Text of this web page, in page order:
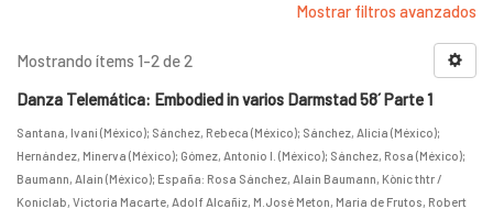
Mostrar filtros avanzados
Mostrando ítems 1-2 de 2
Danza Telemática: Embodied in varios Darmstad 58´ Parte 1
Santana, Ivani (México); Sánchez, Rebeca (México); Sánchez, Alicia (México);
Hernández, Minerva (México); Gómez, Antonio I. (México); Sánchez, Rosa (México);
Baumann, Alain (México); España: Rosa Sánchez, Alain Baumann, Kònic thtr /
Koniclab, Victoria Macarte, Adolf Alcañiz, M.José Meton, Maria de Frutos, Robert